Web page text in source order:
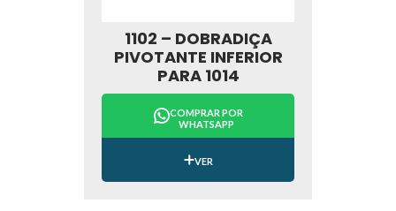
1102 – DOBRADIÇA
PIVOTANTE INFERIOR
PARA 1014
COMPRAR POR
WHATSAPP
VER